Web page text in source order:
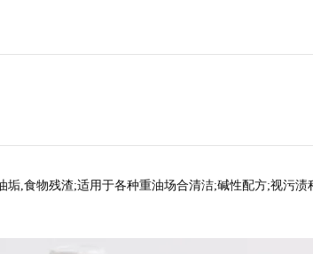
,食物残渣;适用于各种重油场合清洁;碱性配方;视污渍